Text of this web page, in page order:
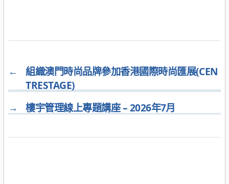
←
組織澳門時尚品牌參加香港國際時尚匯展(CEN
TRESTAGE)
→
樓宇管理線上專題講座 – 2026年7月